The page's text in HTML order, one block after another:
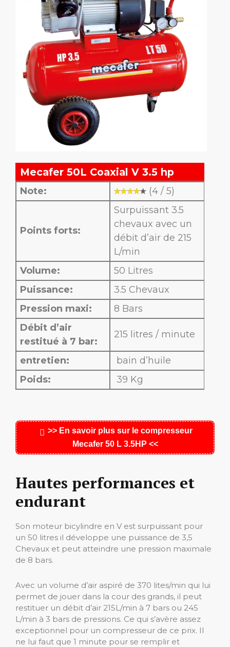
Mecafer 50L Coaxial V 3.5 hp
Note: (4 / 5)
Points forts:
Surpuissant 3.5
chevaux avec un
débit d’air de 215
L/min
Volume:
50 Litres
Puissance:
3.5 Chevaux
Pression maxi:
8 Bars
Débit d’air
restitué à 7 bar:
215 litres / minute
entretien:
bain d’huile
Poids:
39 Kg
>> En savoir plus sur le compresseur
Mecafer 50 L 3.5HP <<
Hautes performances et
endurant
Son moteur bicylindre en V est surpuissant pour
un 50 litres il développe une puissance de 3,5
Chevaux et peut atteindre une pression maximale
de 8 bars.
Avec un volume d’air aspiré de 370 lites/min qui lui
permet de jouer dans la cour des grands, il peut
restituer un débit d’air 215L/min à 7 bars ou 245
L/min à 3 bars de pressions. Ce qui s’avère assez
exceptionnel pour un compresseur de ce prix. Il
ne lui faut que 1 minute pour se remplir et